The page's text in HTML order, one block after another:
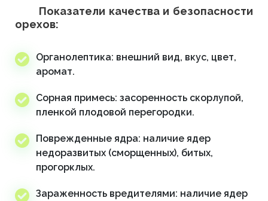
Показатели качества и безопасности
орехов:
Органолептика: внешний вид, вкус, цвет,
аромат.
Сорная примесь: засоренность скорлупой,
пленкой плодовой перегородки.
Поврежденные ядра: наличие ядер
недоразвитых (сморщенных), битых,
прогорклых.
Зараженность вредителями: наличие ядер